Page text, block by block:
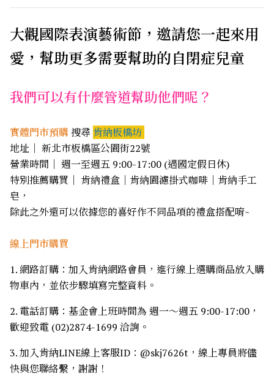
大觀國際表演藝術節，邀請您一起來用
愛，幫助更多需要幫助的自閉症兒童
我們可以有什麼管道幫助他們呢？
實體門市預購 搜尋 肯納板橋坊
地址｜ 新北市板橋區公園街22號
營業時間｜ 週一至週五 9:00-17:00 (遇國定假日休)
特別推薦購買｜ 肯納禮盒｜肯納園濾掛式咖啡｜肯納手工
皂，
除此之外還可以依據您的喜好作不同品項的禮盒搭配唷~
線上門市購買
1. 網路訂購：加入肯納網路會員，進行線上選購商品放入購
物車內，並依步驟填寫完整資料。
2. 電話訂購：基金會上班時間為 週一～週五 9:00-17:00，
歡迎致電 (02)2874-1699 洽詢。
3. 加入肯納LINE線上客服ID：@skj7626t，線上專員將儘
快與您聯絡繫，謝謝！